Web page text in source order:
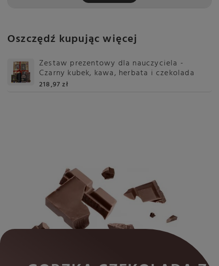
Oszczędź kupując więcej
Zestaw prezentowy dla nauczyciela -
Czarny kubek, kawa, herbata i czekolada
218,97 zł